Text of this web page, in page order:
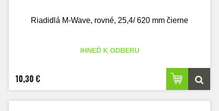
Riadidlá M-Wave, rovné, 25,4/ 620 mm čierne
IHNEĎ K ODBERU
10,30 €